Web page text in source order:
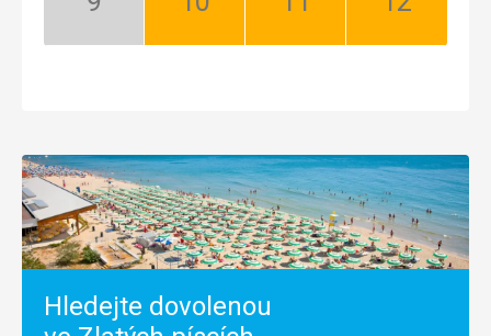
Září:
Říjen:
Listopad:
Prosinec:
Hledejte dovolenou